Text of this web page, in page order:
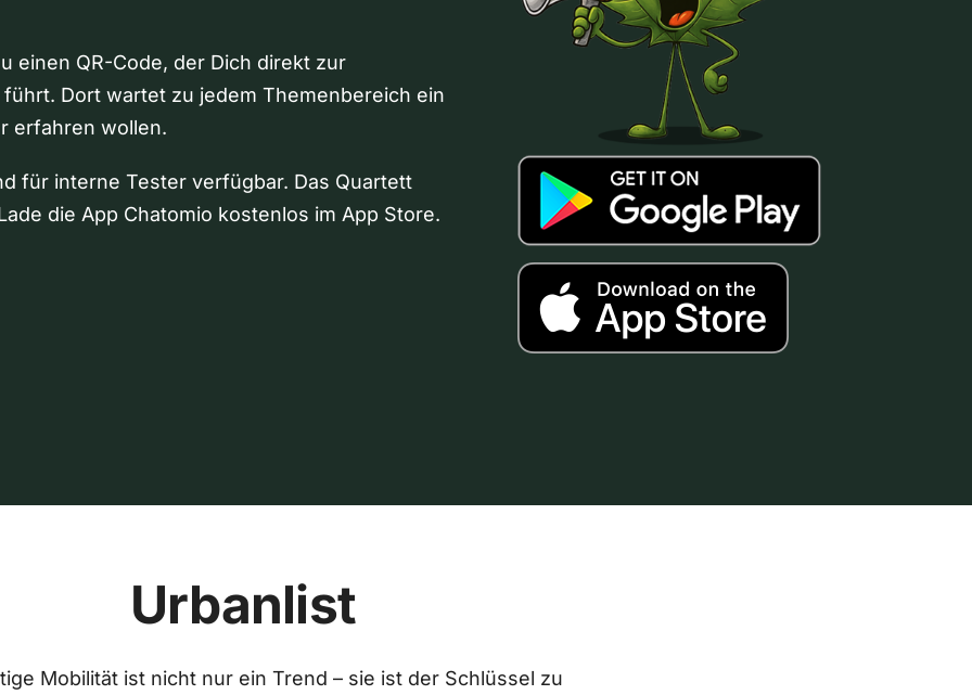
einen QR-Code, der Dich direkt zur
Dort wartet zu jedem Themenbereich ein
erfahren wollen.
für interne Tester verfügbar. Das Quartett
die App Chatomio kostenlos im App Store.
Urbanlist
Mobilität ist nicht nur ein Trend – sie ist der Schlüssel zu